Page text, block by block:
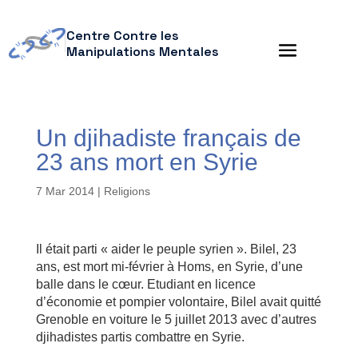
Centre Contre les
Manipulations Mentales
Un djihadiste français de
23 ans mort en Syrie
7 Mar 2014| Religions
Il était parti « aider le peuple syrien ». Bilel, 23
ans, est mort mi-février à Homs, en Syrie, d’une
balle dans le cœur. Etudiant en licence
d’économie et pompier volontaire, Bilel avait quitté
Grenoble en voiture le 5 juillet 2013 avec d’autres
djihadistes partis combattre en Syrie.